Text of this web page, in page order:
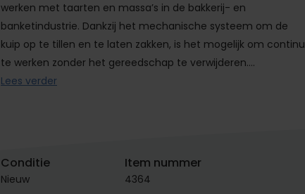
werken met taarten en massa’s in de bakkerij- en
banketindustrie. Dankzij het mechanische systeem om de
kuip op te tillen en te laten zakken, is het mogelijk om continu
te werken zonder het gereedschap te verwijderen….
Lees verder
Conditie
Nieuw
Item nummer
4364